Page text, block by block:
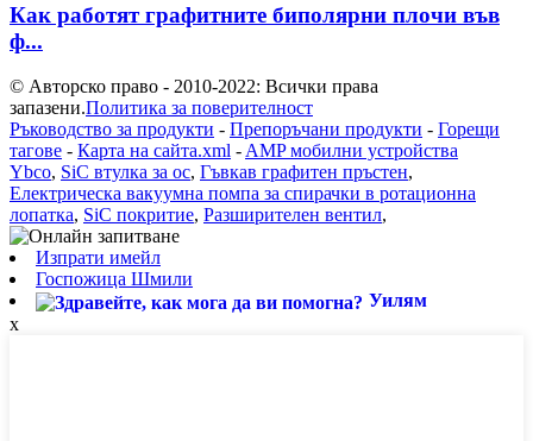
Как работят графитните биполярни плочи във
ф...
© Авторско право - 2010-2022: Всички права
запазени.Политика за поверителност
Ръководство за продукти - Препоръчани продукти - Горещи
тагове - Карта на сайта.xml - AMP мобилни устройства
Ybco, SiC втулка за ос, Гъвкав графитен пръстен,
Електрическа вакуумна помпа за спирачки в ротационна
лопатка, SiC покритие, Разширителен вентил,
Изпрати имейл
Госпожица Шмили
Уилям
x